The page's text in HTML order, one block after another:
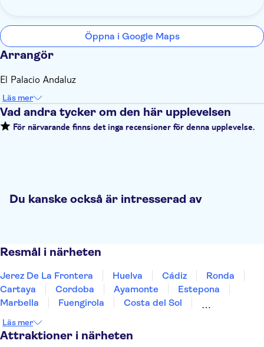
Öppna i Google Maps
Arrangör
El Palacio Andaluz
Läs mer
Vad andra tycker om den här upplevelsen
För närvarande finns det inga recensioner för denna upplevelse.
Du kanske också är intresserad av
Resmål i närheten
Jerez De La Frontera Huelva Cádiz
Ronda
Cartaya
Cordoba Ayamonte
Estepona
Marbella
Fuengirola
Costa del Sol
Läs mer
Attraktioner i närheten